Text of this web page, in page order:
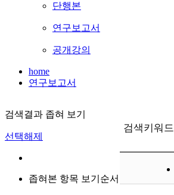
단행본
연구보고서
공개강의
home
연구보고서
검색결과 좁혀 보기
선택해제
좁혀본 항목 보기순서
검색키워드